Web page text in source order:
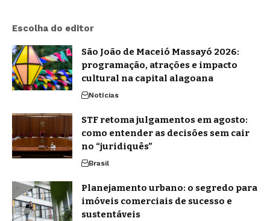
Escolha do editor
São João de Maceió Massayó 2026:
programação, atrações e impacto
cultural na capital alagoana
Notícias
STF retoma julgamentos em agosto:
como entender as decisões sem cair
no “juridiquês”
Brasil
Planejamento urbano: o segredo para
imóveis comerciais de sucesso e
sustentáveis